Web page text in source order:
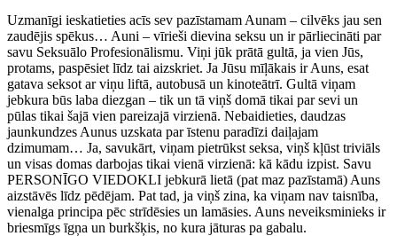
Uzmanīgi ieskatieties acīs sev pazīstamam Aunam – cilvēks jau sen
zaudējis spēkus… Auni – vīrieši dievina seksu un ir pārliecināti par
savu Seksuālo Profesionālismu. Viņi jūk prātā gultā, ja vien Jūs,
protams, paspēsiet līdz tai aizskriet. Ja Jūsu mīļākais ir Auns, esat
gatava seksot ar viņu liftā, autobusā un kinoteātrī. Gultā viņam
jebkura būs laba diezgan – tik un tā viņš domā tikai par sevi un
pūlas tikai šajā vien pareizajā virzienā. Nebaidieties, daudzas
jaunkundzes Aunus uzskata par īstenu paradīzi daiļajam
dzimumam… Ja, savukārt, viņam pietrūkst seksa, viņš kļūst triviāls
un visas domas darbojas tikai vienā virzienā: kā kādu izpist. Savu
PERSONĪGO VIEDOKLI jebkurā lietā (pat maz pazīstamā) Auns
aizstāvēs līdz pēdējam. Pat tad, ja viņš zina, ka viņam nav taisnība,
vienalga principa pēc strīdēsies un lamāsies. Auns neveiksminieks ir
briesmīgs īgņa un burkšķis, no kura jāturas pa gabalu.